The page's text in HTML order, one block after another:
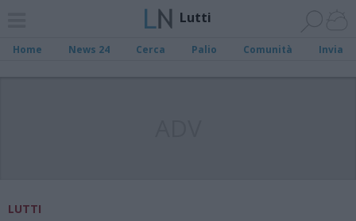
Lutti
Home News 24 Cerca Palio Comunità Invia
LUTTI